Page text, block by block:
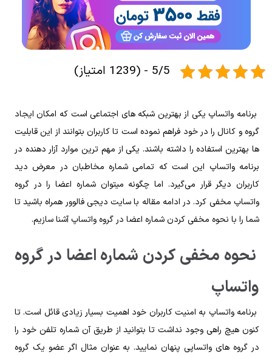
5/5 - (1239 امتیاز)
برنامه واتساپ یکی از بهترین شبکه‌ های اجتماعی است که امکان ایجاد
گروه و کانال را در خود فراهم نموده است تا کاربران بتوانند از این قابلیت
‌ها بهترین استفاده را داشته باشند. یکی از مهم‌ ترین موارد آزار دهنده در
برنامه واتساپ این است که تمامی شماره مخاطبان در معرض دید
کاربران دیگر قرار می‌گیرد. اما چگونه میتوان شماره اعضا را در گروه
واتساپ مخفی کرد. در ادامه مقاله با سایت دیجی فالوور همراه باشید تا
شما را با نحوه مخفی کردن شماره اعضا در گروه واتساپ آشنا سازیم.
نحوه مخفی کردن شماره اعضا در گروه
واتساپ
برنامه واتساپ به امنیت کاربران خود اهمیت بسیار زیادی قائل است. تا
کنون هیچ راهی وجود نداشت تا بتوانید از طریق آن شماره تلفن خود را
در گروه ‌های واتساپی پنهان نمایید. به‌ عنوان مثال اگر عضو یک گروه